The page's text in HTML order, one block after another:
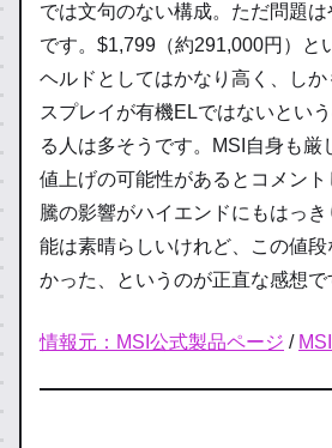
では文句のない構成。ただ問題
です。$1,799（約291,000円）と
ヘルドとしてはかなり高く、しか
スプレイが有機ELではないとい
る人は多そうです。MSI自身も厳
値上げの可能性があるとコメン
騰の影響がハイエンドにもはっ
能は素晴らしいけれど、この値
かった、というのが正直な感想で
情報元：MSI公式製品ページ /